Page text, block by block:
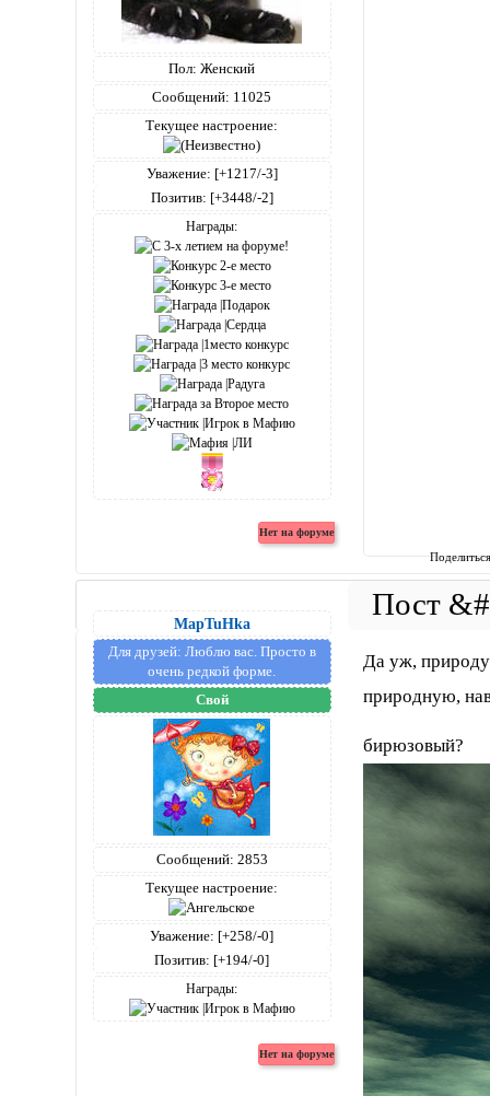
Пол: Женский
Сообщений: 11025
Текущее настроение:
Уважение: [+1217/-3]
Позитив: [+3448/-2]
Награды:
MapTuHka
Для друзей: Люблю вас. Просто в
очень редкой форме.
Свой
Сообщений: 2853
Текущее настроение:
Уважение: [+258/-0]
Позитив: [+194/-0]
Награды:
Да уж,
природную,
бирюзовый?